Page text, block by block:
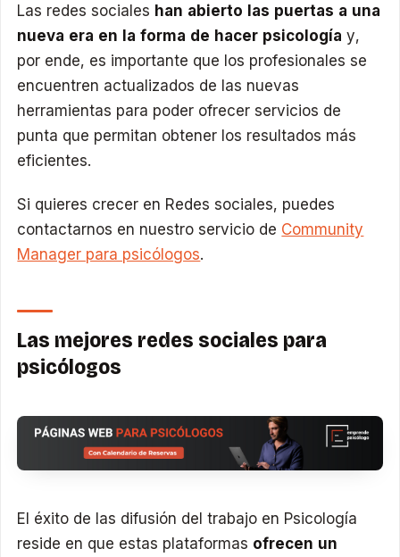
Las redes sociales han abierto las puertas a una
nueva era en la forma de hacer psicología y,
por ende, es importante que los profesionales se
encuentren actualizados de las nuevas
herramientas para poder ofrecer servicios de
punta que permitan obtener los resultados más
eficientes.
Si quieres crecer en Redes sociales, puedes
contactarnos en nuestro servicio de Community
Manager para psicólogos.
Las mejores redes sociales para
psicólogos
El éxito de las difusión del trabajo en Psicología
reside en que estas plataformas ofrecen un